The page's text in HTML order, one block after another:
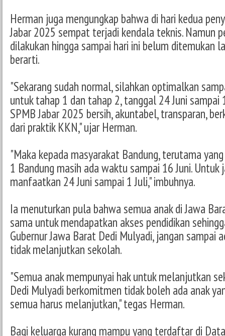
Herman juga mengungkap bahwa di hari kedua
Jabar 2025 sempat terjadi kendala teknis. Namun
dilakukan hingga sampai hari ini belum ditemukan
berarti.
"Sekarang sudah normal, silahkan optimalkan
untuk tahap 1 dan tahap 2, tanggal 24 Juni sampai
SPMB Jabar 2025 bersih, akuntabel, transparan,
dari praktik KKN," ujar Herman.
"Maka kepada masyarakat Bandung, terutama
1 Bandung masih ada waktu sampai 16 Juni.
manfaatkan 24 Juni sampai 1 Juli," imbuhnya.
Ia menuturkan pula bahwa semua anak di Jawa
sama untuk mendapatkan akses pendidikan
Gubernur Jawa Barat Dedi Mulyadi, jangan sampai
tidak melanjutkan sekolah.
"Semua anak mempunyai hak untuk melanjutkan
Dedi Mulyadi berkomitmen tidak boleh ada anak
semua harus melanjutkan," tegas Herman.
Bagi keluarga kurang mampu yang terdaftar di